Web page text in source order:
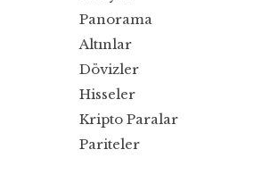
Panorama
Altınlar
Dövizler
Hisseler
Kripto Paralar
Pariteler